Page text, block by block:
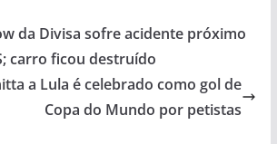
da Divisa sofre acidente próximo
carro ficou destruído
a Lula é celebrado como gol de
Copa do Mundo por petistas